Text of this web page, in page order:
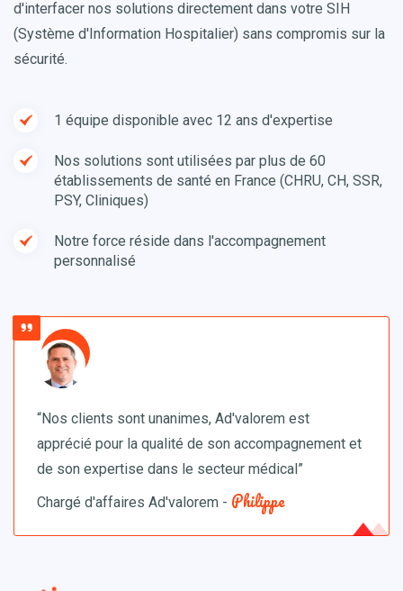
d'interfacer nos solutions directement dans votre SIH
(Système d'Information Hospitalier) sans compromis sur la
sécurité.
1 équipe disponible avec 12 ans d'expertise
Nos solutions sont utilisées par plus de 60
établissements de santé en France (CHRU, CH, SSR,
PSY, Cliniques)
Notre force réside dans l'accompagnement
personnalisé
“Nos clients sont unanimes, Ad'valorem est
apprécié pour la qualité de son accompagnement et
de son expertise dans le secteur médical”
Chargé d'affaires Ad'valorem - Philippe